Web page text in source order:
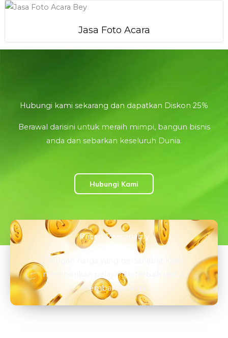
Jasa Foto Acara
Hubungi kami sekarang dan dapatkan Diskon 25%
Berawal darisini untuk meraih mimpi, bangun bisnis
anda dan sebarkan keseluruh Dunia.
Hubungi Kami
Priced Reasonably
Dengan harga yang bersahabat kami
memberikan pelayanan terbaik untuk
membantu Anda.